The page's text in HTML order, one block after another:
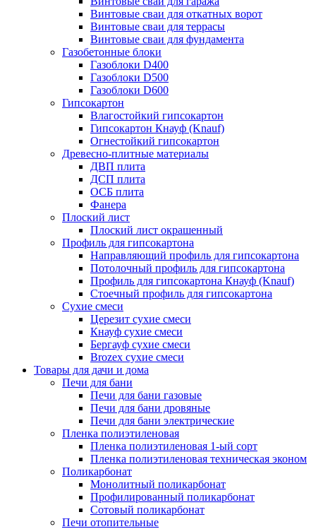
Винтовые сваи для откатных ворот
Винтовые сваи для террасы
Винтовые сваи для фундамента
Газобетонные блоки
Газоблоки D400
Газоблоки D500
Газоблоки D600
Гипсокартон
Влагостойкий гипсокартон
Гипсокартон Кнауф (Knauf)
Огнестойкий гипсокартон
Древесно-плитные материалы
ДВП плита
ДСП плита
ОСБ плита
Фанера
Плоский лист
Плоский лист окрашенный
Профиль для гипсокартона
Направляющий профиль для гипсокартона
Потолочный профиль для гипсокартона
Профиль для гипсокартона Кнауф (Knauf)
Стоечный профиль для гипсокартона
Сухие смеси
Церезит сухие смеси
Кнауф сухие смеси
Бергауф сухие смеси
Brozex сухие смеси
Товары для дачи и дома
Печи для бани
Печи для бани газовые
Печи для бани дровяные
Печи для бани электрические
Пленка полиэтиленовая
Пленка полиэтиленовая 1-ый сорт
Пленка полиэтиленовая техническая эконом
Поликарбонат
Монолитный поликарбонат
Профилированный поликарбонат
Сотовый поликарбонат
Печи отопительные